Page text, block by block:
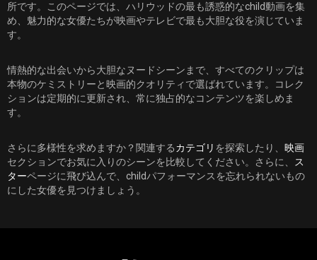
所です。このページでは、ハリウッドの最も誘惑的なchild動画を集
め、魅力的な女優たちが映画やテレビで最も大胆な役を演じていま
す。
情熱的な出会いから大胆なヌードシーンまで、すべてのクリップは
本物のケミストリーと映画的クオリティで選ばれています。コレク
ションは定期的に更新され、常に独占的なコンテンツを楽しめま
す。
さらに多様性を求めますか？関連するカテゴリ を探索したり、 映画
セクションでお気に入りのシーンを比較してください。さらに、
ス
ターページに飛び込んで、childパフォーマンスを忘れられないもの
にした女優を見つけましょう。